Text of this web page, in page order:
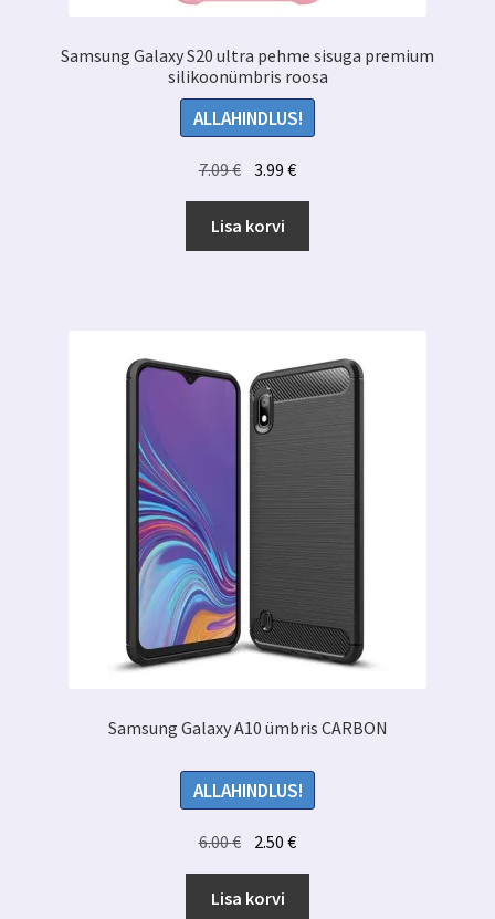
Samsung Galaxy S20 ultra pehme sisuga premium
silikoonümbris roosa
ALLAHINDLUS!
7.09€ Algne
hind
oli:
7.09 €.
3.99€Praegune
hind
3.99 €.
Lisa korvi
Samsung Galaxy A10 ümbris CARBON
ALLAHINDLUS!
6.00€ Algne
hind
oli:
2.50€Praegune
hind
Lisa korvi